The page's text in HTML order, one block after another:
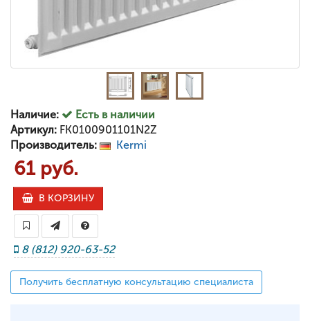
Наличие:
Есть в наличии
Артикул: FK0100901101N2Z
Производитель:
Kermi
61 руб.
В КОРЗИНУ
8 (812) 920-63-52
Получить бесплатную консультацию специалиста